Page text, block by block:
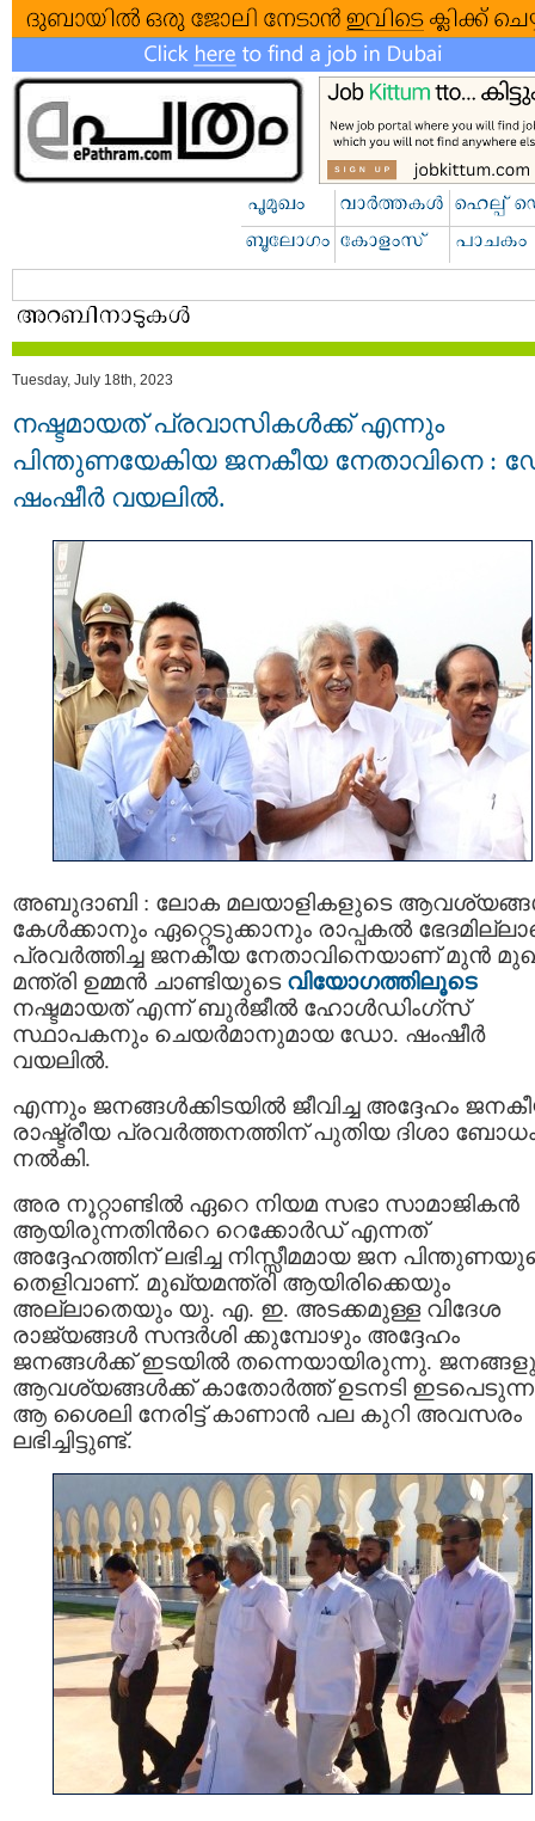
Tuesday, July 18th, 2023
നഷ്ടമായത് പ്രവാസികൾക്ക് എന്നും
പിന്തുണയേകിയ ജനകീയ നേതാവിനെ :
ഷംഷീർ വയലിൽ.
അബുദാബി : ലോക മലയാളികളുടെ
കേൾക്കാനും ഏറ്റെടുക്കാനും രാപ്പകൽ
പ്രവർത്തിച്ച ജനകീയ നേതാവിനെയാണ് മുൻ
മന്ത്രി ഉമ്മൻ ചാണ്ടിയുടെ വിയോഗത്തിലൂടെ
നഷ്ടമായത് എന്ന് ബുർജീൽ ഹോൾഡിംഗ്സ്
സ്ഥാപകനും ചെയർമാനുമായ ഡോ. ഷംഷീർ
വയലിൽ.
എന്നും ജനങ്ങൾക്കിടയിൽ ജീവിച്ച അദ്ദേഹം
രാഷ്ട്രീയ പ്രവർത്തനത്തിന് പുതിയ ദിശാ
നൽകി.
അര നൂറ്റാണ്ടില്‍ ഏറെ നിയമ സഭാ സാമാജികന്‍
ആയിരുന്നതിന്‍റെ റെക്കോർഡ് എന്നത്
അദ്ദേഹത്തിന് ലഭിച്ച നിസ്സീമമായ ജന
തെളിവാണ്. മുഖ്യമന്ത്രി ആയിരിക്കെയും
അല്ലാതെയും യു. എ. ഇ. അടക്കമുള്ള വിദേശ
രാജ്യങ്ങൾ സന്ദർശി ക്കുമ്പോഴും അദ്ദേഹം
ജനങ്ങൾക്ക് ഇടയിൽ തന്നെയായിരുന്നു.
ആവശ്യങ്ങൾക്ക് കാതോർത്ത് ഉടനടി ഇടപെടുന്ന
ആ ശൈലി നേരിട്ട് കാണാൻ പല കുറി അവസരം
ലഭിച്ചിട്ടുണ്ട്.